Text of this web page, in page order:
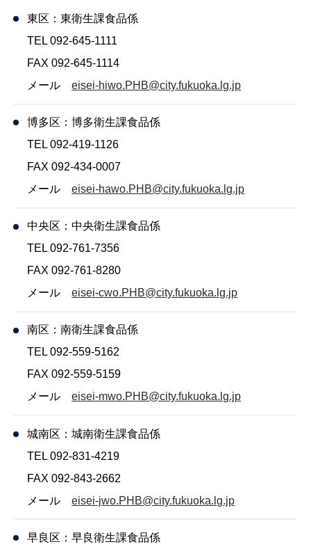
東区：東衛生課食品係
TEL 092-645-1111
FAX 092-645-1114
メールeisei-hiwo.PHB@city.fukuoka.lg.jp
博多区：博多衛生課食品係
TEL 092-419-1126
FAX 092-434-0007
メールeisei-hawo.PHB@city.fukuoka.lg.jp
中央区：中央衛生課食品係
TEL 092-761-7356
FAX 092-761-8280
メールeisei-cwo.PHB@city.fukuoka.lg.jp
南区：南衛生課食品係
TEL 092-559-5162
FAX 092-559-5159
メールeisei-mwo.PHB@city.fukuoka.lg.jp
城南区：城南衛生課食品係
TEL 092-831-4219
FAX 092-843-2662
メールeisei-jwo.PHB@city.fukuoka.lg.jp
早良区：早良衛生課食品係